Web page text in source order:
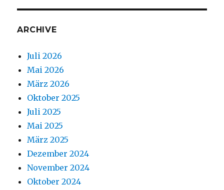
ARCHIVE
Juli 2026
Mai 2026
März 2026
Oktober 2025
Juli 2025
Mai 2025
März 2025
Dezember 2024
November 2024
Oktober 2024